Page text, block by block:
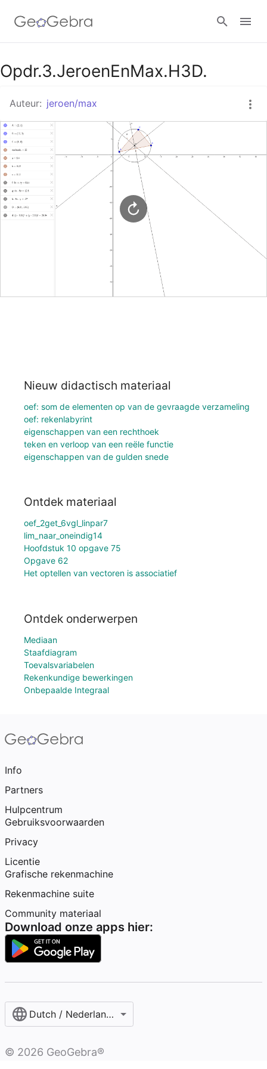
Google Classroom
GeoGebra Klaslokaal
Aanmelden
Opdr.3.JeroenEnMax.H3D.
Auteur: jeroen/max
Nieuw didactisch materiaal
oef: som de elementen op van de gevraagde verzameling
oef: rekenlabyrint
eigenschappen van een rechthoek
teken en verloop van een reële functie
eigenschappen van de gulden snede
Ontdek materiaal
oef_2get_6vgl_linpar7
lim_naar_oneindig14
Hoofdstuk 10 opgave 75
Opgave 62
Het optellen van vectoren is associatief
Ontdek onderwerpen
Mediaan
Staafdiagram
Toevalsvariabelen
Rekenkundige bewerkingen
Onbepaalde Integraal
Info
Partners
Hulpcentrum
Gebruiksvoorwaarden
Privacy
Licentie
Grafische rekenmachine
Rekenmachine suite
Community materiaal
Download onze apps hier:
Dutch / Nederlands‎ (België)‎
© 2026 GeoGebra®